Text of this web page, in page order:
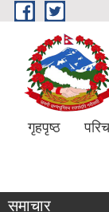
Skip to main content
गृहपृष्ठ
समाचार